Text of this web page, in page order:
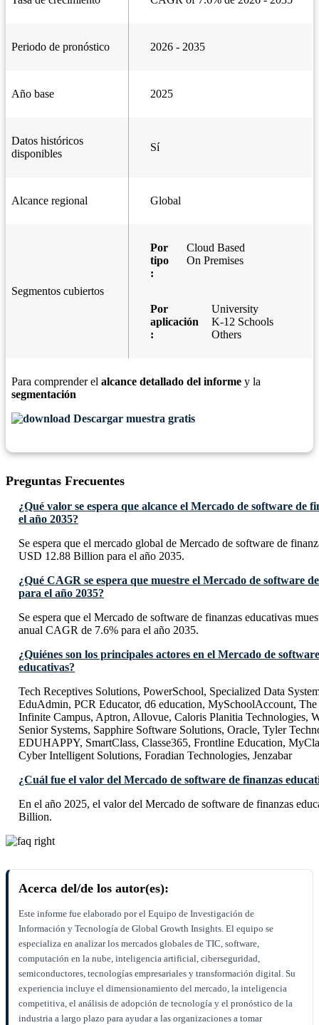
Periodo de pronóstico 2026 - 2035
Año base 2025
Datos históricos
disponibles
Sí
Alcance regional Global
Segmentos cubiertos
Por
tipo
:
Cloud Based
On Premises
Por
aplicación
:
University
K-12 Schools
Others
Para comprender el alcance detallado del informe y la
segmentación
Descargar muestra gratis
Preguntas Frecuentes
¿Qué valor se espera que alcance el Mercado de software de
el año 2035?
Se espera que el mercado global de Mercado de software de
USD 12.88 Billion para el año 2035.
¿Qué CAGR se espera que muestre el Mercado de software
para el año 2035?
Se espera que el Mercado de software de finanzas educativas
anual CAGR de 7.6% para el año 2035.
¿Quiénes son los principales actores en el Mercado de
educativas?
Tech Receptives Solutions, PowerSchool, Specialized Data
EduAdmin, PCR Educator, d6 education, MySchoolAccount,
Infinite Campus, Aptron, Allovue, Caloris Planitia Technologies,
Senior Systems, Sapphire Software Solutions, Oracle, Tyler
EDUHAPPY, SmartClass, Classe365, Frontline Education,
Cyber Intelligent Solutions, Foradian Technologies, Jenzabar
¿Cuál fue el valor del Mercado de software de finanzas
En el año 2025, el valor del Mercado de software de finanzas
Billion.
Acerca del/de los autor(es):
Este informe fue elaborado por el Equipo de Investigación de
Información y Tecnología de Global Growth Insights. El equipo se
especializa en analizar los mercados globales de TIC, software,
computación en la nube, inteligencia artificial, ciberseguridad,
semiconductores, tecnologías empresariales y transformación digital. Su
experiencia incluye el dimensionamiento del mercado, la inteligencia
competitiva, el análisis de adopción de tecnología y el pronóstico de la
industria a largo plazo para ayudar a las organizaciones a tomar